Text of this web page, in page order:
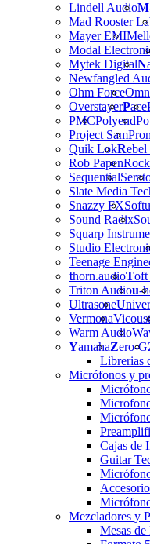
Lindell AudioM
Mad Rooster
Mayer EMI
Modal
Mytek DigitalN
Newfangled
Ohm Force
OverstayerPace
PMCPolyend
Project Sam
Quik LokR
Rob Papen
Sequential
Slate Media
Snazzy FX
Sound Radix
Squarp
Studio
Teenage
thorn.audioToft
Triton Audiou-
Ultrasone
Vermona
Warm Audio
YamahaZero-G
Librerias
Micrófonos y
Cajas de
Guitar
Mezcladores y
Mesas